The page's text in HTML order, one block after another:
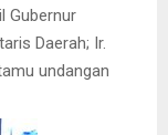
Gubernur
Daerah; Ir.
undangan